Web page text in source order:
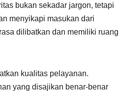
bukan sekadar jargon, tetapi
menyikapi masukan dari
dilibatkan dan memiliki ruang
kualitas pelayanan.
yang disajikan benar-benar